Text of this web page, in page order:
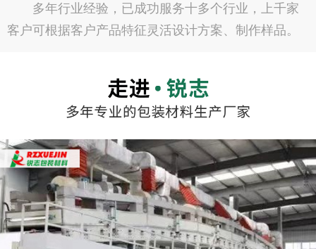
多年行业经验，已成功服务十多个行业，上千家
客户可根据客户产品特征灵活设计方案、制作样品。